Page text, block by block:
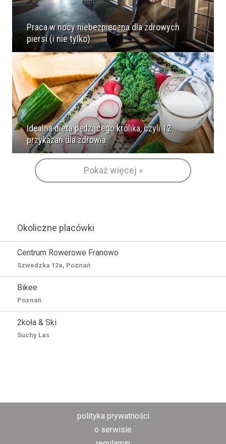
Praca w nocy niebezpieczna dla zdrowych
piersi (i nie tylko)
Idealna dieta pędzącego królika, czyli 12
przykazań dla zdrowia
Pokaż więcej »
Okoliczne placówki
Centrum Rowerowe Franowo
Szwedzka 12a, Poznań
Bikee
Poznań
2koła & Ski
Suchy Las
polityka prywatności
o serwisie